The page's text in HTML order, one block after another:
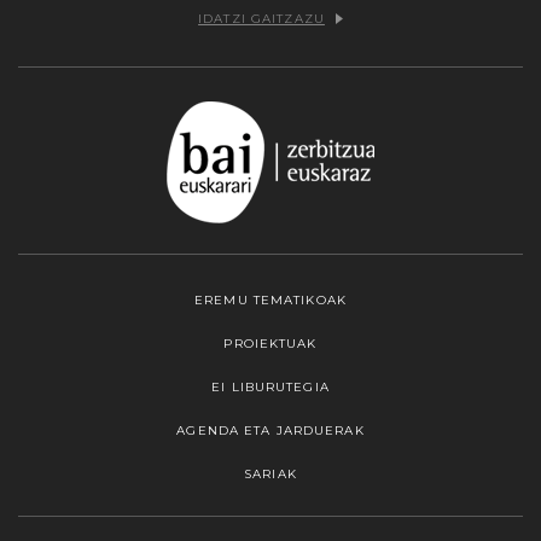
IDATZI GAITZAZU
EREMU TEMATIKOAK
PROIEKTUAK
EI LIBURUTEGIA
AGENDA ETA JARDUERAK
SARIAK